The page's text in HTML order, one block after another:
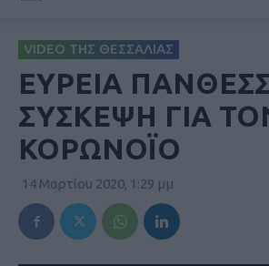
ΑΓΩΝ
VIDEO ΤΗΣ ΘΕΣΣΑΛΙΑΣ
ΕΥΡΕΙΑ
ΣΥΣΚΕΨΗ ΓΙΑ
ΚΟΡΩΝΟΪΟ
14 Μαρτίου 2020, 1:29 μμ